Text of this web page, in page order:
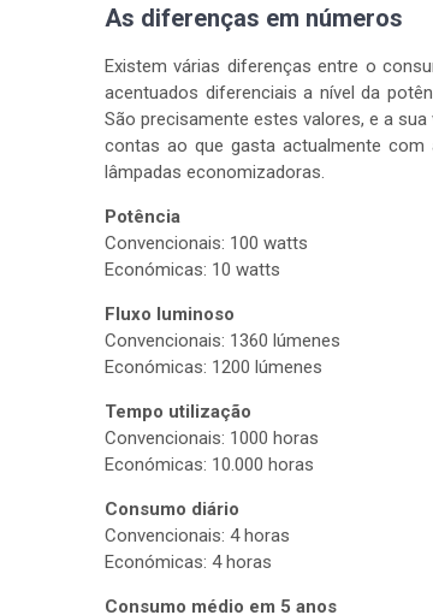
As diferenças em números
Existem várias diferenças entre o
acentuados diferenciais a nível da
São precisamente estes valores, e a
contas ao que gasta actualmente
lâmpadas economizadoras.
Potência
Convencionais: 100 watts
Económicas: 10 watts
Fluxo luminoso
Convencionais: 1360 lúmenes
Económicas: 1200 lúmenes
Tempo utilização
Convencionais: 1000 horas
Económicas: 10.000 horas
Consumo diário
Convencionais: 4 horas
Económicas: 4 horas
Consumo médio em 5 anos